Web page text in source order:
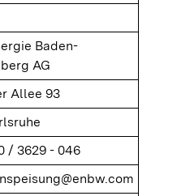
Baden-
AG
Allee 93
/ 3629 - 046